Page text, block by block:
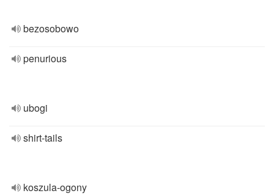
bezosobowo
penurious
ubogi
shirt-tails
koszula-ogony